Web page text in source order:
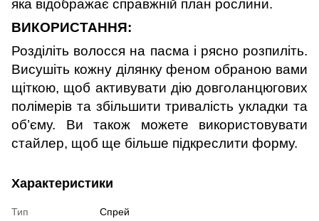
яка відображає справжній план рослини.
ВИКОРИСТАННЯ:
Розділіть волосся на пасма і рясно розпиліть.
Висушіть кожну ділянку феном обраною вами
щіткою, щоб активувати дію довголанцюгових
полімерів та збільшити тривалість укладки та
об’єму. Ви також можете використовувати
стайлер, щоб ще більше підкреслити форму.
Характеристики
Тип
Спрей